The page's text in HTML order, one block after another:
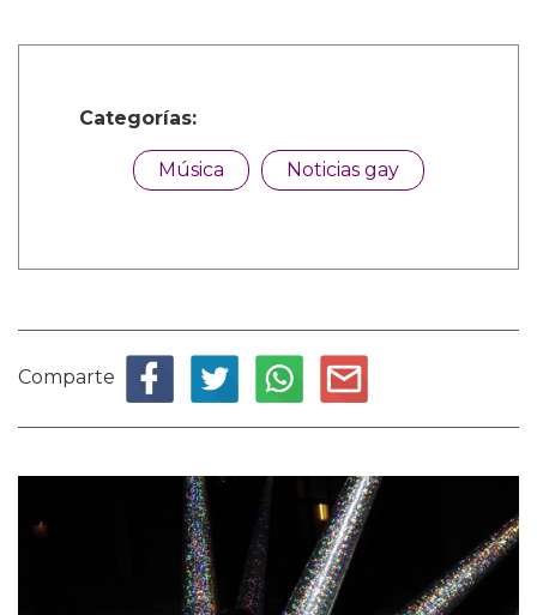
Categorías:
Música Noticias gay
Comparte